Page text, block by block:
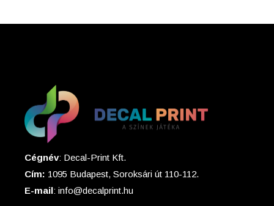
Cégnév: Decal-Print Kft.
Cím: 1095 Budapest, Soroksári út 110-112.
E-mail: info@decalprint.hu